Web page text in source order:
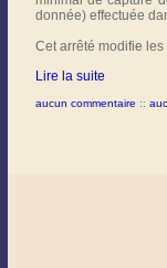
donnée) effectuée
Cet arrêté modifie
Lire la suite
aucun commentaire ::